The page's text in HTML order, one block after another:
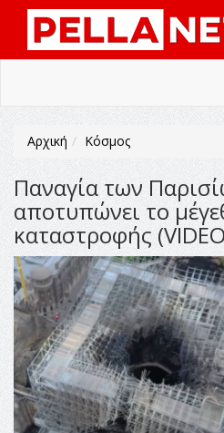
Αρχική Κόσμος
Παναγία των
αποτυπώνει το
καταστροφής